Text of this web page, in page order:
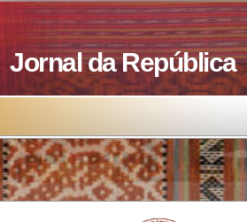
Jornal da República